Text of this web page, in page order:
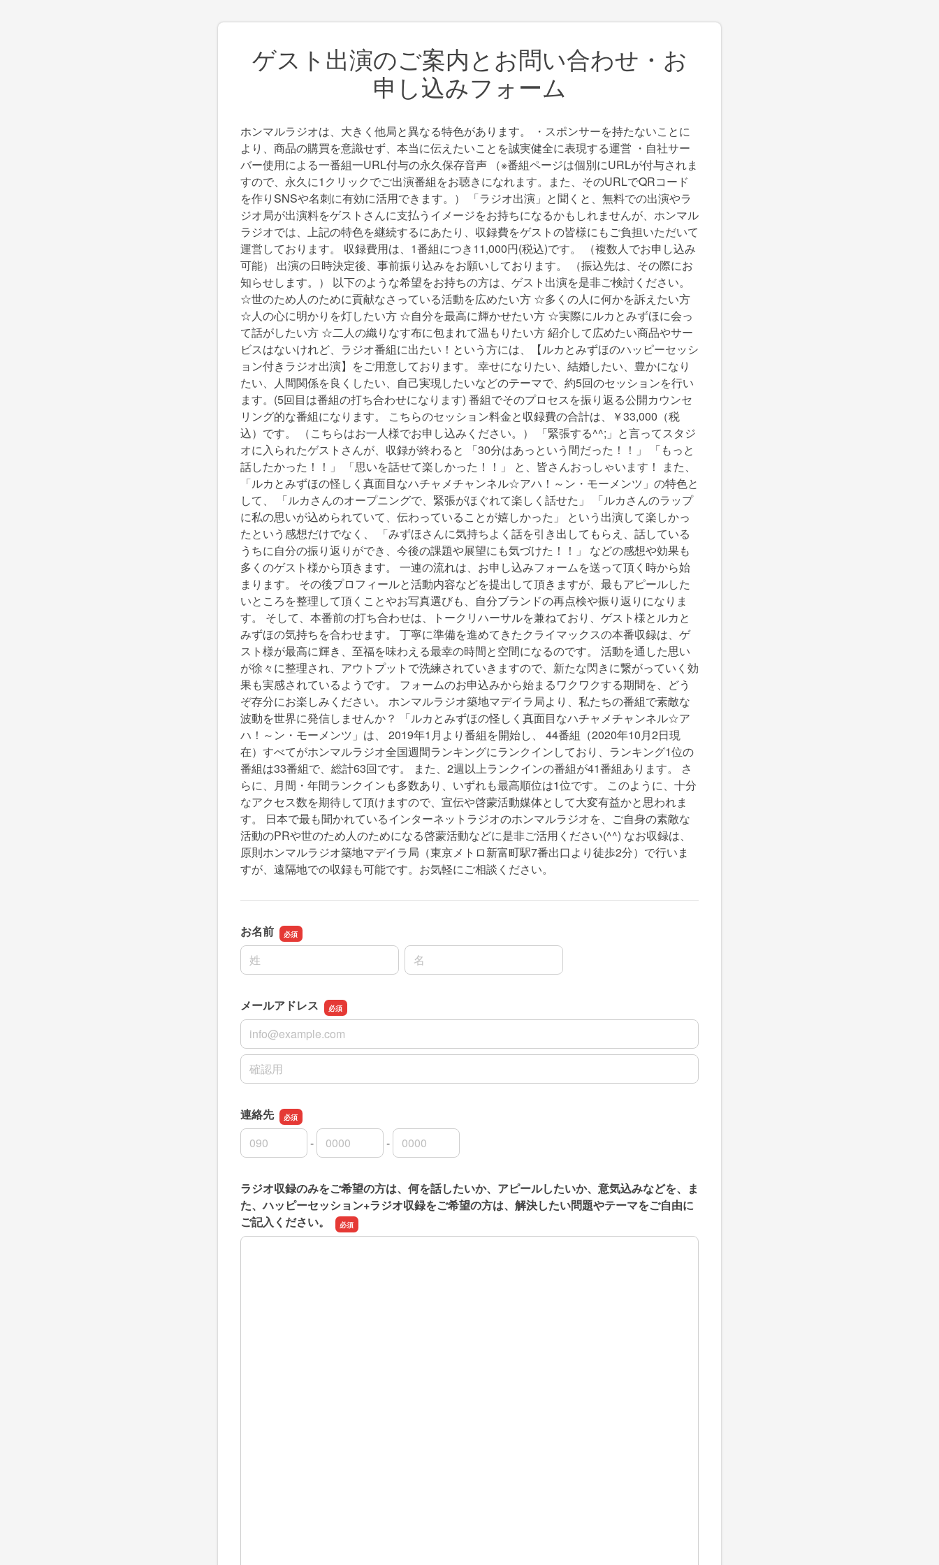
ゲスト出演のご案内とお問い合わせ・お
申し込みフォーム
ホンマルラジオは、大きく他局と異なる特色があります。 ・スポンサーを持たないことに
より、商品の購買を意識せず、本当に伝えたいことを誠実健全に表現する運営 ・自社サー
バー使用による一番組一URL付与の永久保存音声 （※番組ページは個別にURLが付与されま
すので、永久に1クリックでご出演番組をお聴きになれます。また、そのURLでQRコード
を作りSNSや名刺に有効に活用できます。） 「ラジオ出演」と聞くと、無料での出演やラ
ジオ局が出演料をゲストさんに支払うイメージをお持ちになるかもしれませんが、ホンマル
ラジオでは、上記の特色を継続するにあたり、収録費をゲストの皆様にもご負担いただいて
運営しております。 収録費用は、1番組につき11,000円(税込)です。 （複数人でお申し込み
可能） 出演の日時決定後、事前振り込みをお願いしております。 （振込先は、その際にお
知らせします。） 以下のような希望をお持ちの方は、ゲスト出演を是非ご検討ください。
☆世のため人のために貢献なさっている活動を広めたい方 ☆多くの人に何かを訴えたい方
☆人の心に明かりを灯したい方 ☆自分を最高に輝かせたい方 ☆実際にルカとみずほに会っ
て話がしたい方 ☆二人の織りなす布に包まれて温もりたい方 紹介して広めたい商品やサー
ビスはないけれど、ラジオ番組に出たい！という方には、【ルカとみずほのハッピーセッシ
ョン付きラジオ出演】をご用意しております。 幸せになりたい、結婚したい、豊かになり
たい、人間関係を良くしたい、自己実現したいなどのテーマで、約5回のセッションを行い
ます。(5回目は番組の打ち合わせになります) 番組でそのプロセスを振り返る公開カウンセ
リング的な番組になります。 こちらのセッション料金と収録費の合計は、￥33,000（税
込）です。 （こちらはお一人様でお申し込みください。） 「緊張する^^;」と言ってスタジ
オに入られたゲストさんが、収録が終わると 「30分はあっという間だった！！」 「もっと
話したかった！！」 「思いを話せて楽しかった！！」 と、皆さんおっしゃいます！ また、
「ルカとみずほの怪しく真面目なハチャメチャンネル☆アハ！～ン・モーメンツ」の特色と
して、 「ルカさんのオープニングで、緊張がほぐれて楽しく話せた」 「ルカさんのラップ
に私の思いが込められていて、伝わっていることが嬉しかった」 という出演して楽しかっ
たという感想だけでなく、 「みずほさんに気持ちよく話を引き出してもらえ、話している
うちに自分の振り返りができ、今後の課題や展望にも気づけた！！」 などの感想や効果も
多くのゲスト様から頂きます。 一連の流れは、お申し込みフォームを送って頂く時から始
まります。 その後プロフィールと活動内容などを提出して頂きますが、最もアピールした
いところを整理して頂くことやお写真選びも、自分ブランドの再点検や振り返りになりま
す。 そして、本番前の打ち合わせは、トークリハーサルを兼ねており、ゲスト様とルカと
みずほの気持ちを合わせます。 丁寧に準備を進めてきたクライマックスの本番収録は、ゲ
スト様が最高に輝き、至福を味わえる最幸の時間と空間になるのです。 活動を通した思い
が徐々に整理され、アウトプットで洗練されていきますので、新たな閃きに繋がっていく効
果も実感されているようです。 フォームのお申込みから始まるワクワクする期間を、どう
ぞ存分にお楽しみください。 ホンマルラジオ築地マデイラ局より、私たちの番組で素敵な
波動を世界に発信しませんか？ 「ルカとみずほの怪しく真面目なハチャメチャンネル☆ア
ハ！～ン・モーメンツ」は、 2019年1月より番組を開始し、 44番組（2020年10月2日現
在）すべてがホンマルラジオ全国週間ランキングにランクインしており、ランキング1位の
番組は33番組で、総計63回です。 また、2週以上ランクインの番組が41番組あります。 さ
らに、月間・年間ランクインも多数あり、いずれも最高順位は1位です。 このように、十分
なアクセス数を期待して頂けますので、宣伝や啓蒙活動媒体として大変有益かと思われま
す。 日本で最も聞かれているインターネットラジオのホンマルラジオを、ご自身の素敵な
活動のPRや世のため人のためになる啓蒙活動などに是非ご活用ください(^^) なお収録は、
原則ホンマルラジオ築地マデイラ局（東京メトロ新富町駅7番出口より徒歩2分）で行いま
すが、遠隔地での収録も可能です。お気軽にご相談ください。
お名前
名前の姓
名前の名
メールアドレス
メールアドレス
メールアドレスの確認用
連絡先
連絡先の市外局番
-
連絡先の市内局番 -
連絡先の加入者番号
ラジオ収録のみをご希望の方は、何を話したいか、アピールしたいか、意気込みなどを、ま
た、ハッピーセッション+ラジオ収録をご希望の方は、解決したい問題やテーマをご自由に
ご記入ください。
ラジオ収録のみをご希望の方は、何を話したいか、アピールしたいか、意気込みなどを、また、ハッピーセッション+ラジオ収録をご希望